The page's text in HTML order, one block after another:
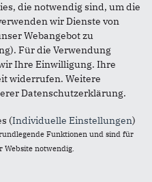
unserer Homepage
wird benötigt um die
zu
kommt, und dass es
ist ein Pflichtfeld.
die notwendig sind, um die
wir Dienste von
Webangebot zu
Für die Verwendung
Ihre Einwilligung. Ihre
widerrufen. Weitere
Datenschutzerklärung.
(Individuelle Einstellungen)
Funktionen und sind für
Website notwendig.